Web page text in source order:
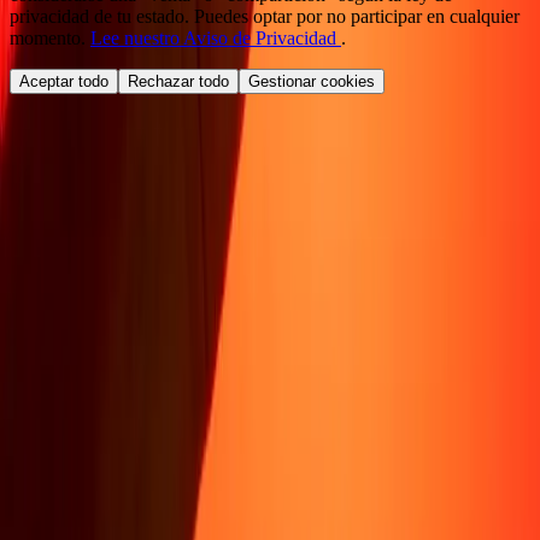
privacidad de tu estado. Puedes optar por no participar en cualquier
momento. Lee nuestro Aviso de Privacidad .
Aceptar todo Rechazar todo Gestionar cookies